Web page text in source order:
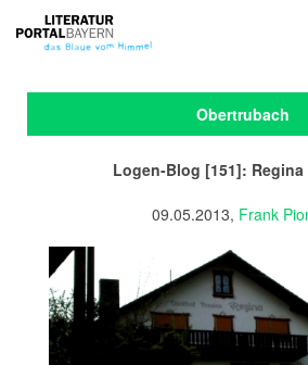
Obertrubach
Logen-Blog [151]: Regina
09.05.2013, Frank